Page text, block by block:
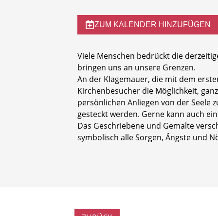
ZUM KALENDER HINZUFÜGEN
Viele Menschen bedrückt die
bringen uns an unsere Grenzen.
An der Klagemauer, die mit dem
Kirchenbesucher die Möglichkeit,
persönlichen Anliegen von der Seele
gesteckt werden. Gerne kann auch
Das Geschriebene und Gemalte
symbolisch alle Sorgen, Ängste und